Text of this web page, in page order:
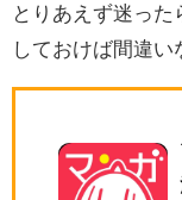
とりあえず迷った
しておけば間違い